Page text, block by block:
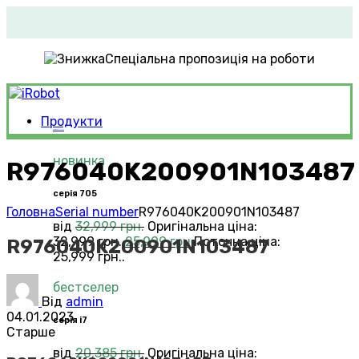
Спеціальна пропозиція на роботи
Продукти
новинка
серія 705
від 32,999грн. Оригінальна ціна:
32,999 грн..25,999грн.Поточна ціна:
25,999 грн..
бестселер
серія i7
від 20,385грн. Оригінальна ціна:
R976040K200901N103487
ГоловнаSerial numberR976040K200901N103487
R976040K200901N103487
Від admin
04.01.2023
Старше